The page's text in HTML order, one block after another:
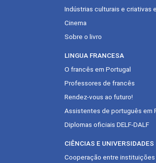
Indústrias culturais e criativas
Cinema
Sobre o livro
LINGUA FRANCESA
O francês em Portugal
Professores de francês
Rendez-vous ao futuro!
Assistentes de português em
Diplomas oficiais DELF-DALF
CIÊNCIAS E UNIVERSIDADES
Cooperação entre instituições